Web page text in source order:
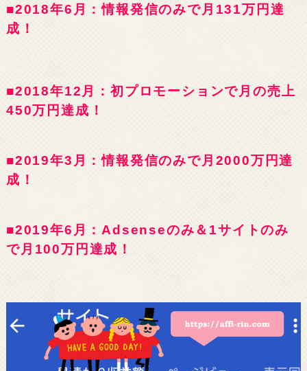
■2018年6月：情報発信のみで月131万円達
成！
■2018年12月：初プロモーションで月の売上
450万円達成！
■2019年3月：情報発信のみで月2000万円達
成！
■2019年6月：Adsenseのみ＆1サイトのみ
で月100万円達成！